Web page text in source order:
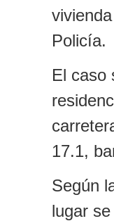
Policía.
El caso
17.1,
Según
lugar